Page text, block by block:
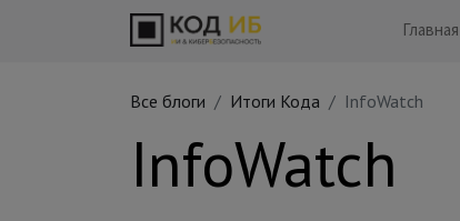
Главная
Все блоги Итоги Кода InfoWatch
InfoWatch